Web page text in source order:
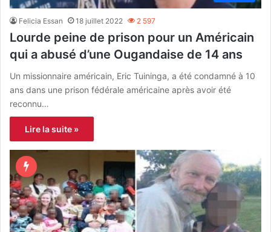
Felicia Essan 18 juillet 2022 2 597
Lourde peine de prison pour un Américain
qui a abusé d’une Ougandaise de 14 ans
Un missionnaire américain, Eric Tuininga, a été condamné à 10
ans dans une prison fédérale américaine après avoir été
reconnu…
Lire la suite »